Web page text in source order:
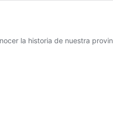
la historia de nuestra